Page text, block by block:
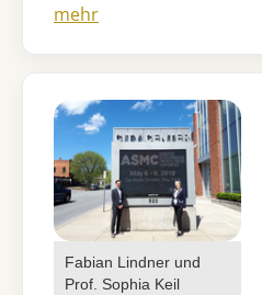
mehr
Fabian Lindner und
Prof. Sophia Keil